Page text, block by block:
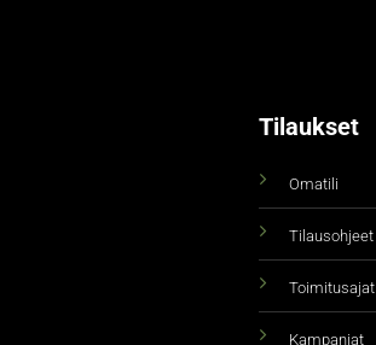
Tilaukset
Omatili
Tilausohjeet
Toimitusajat
Kampanjat